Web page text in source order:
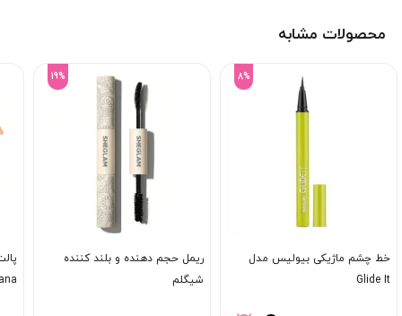
محصولات مشابه
8%
خط چشم ماژیکی بیولیس مدل
Glide It
19%
ریمل حجم دهنده و بلند کننده
شیگلم